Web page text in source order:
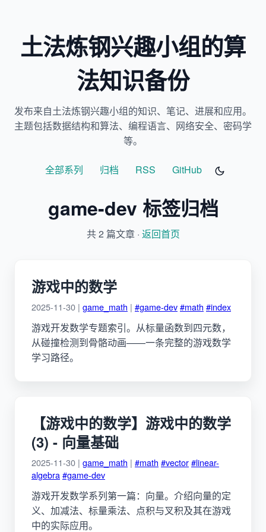
土法炼钢兴趣小组的算
法知识备份
发布来自土法炼钢兴趣小组的知识、笔记、进展和应用。
主题包括数据结构和算法、编程语言、网络安全、密码学
等。
全部系列 归档 RSS GitHub
game-dev 标签归档
共 2 篇文章 · 返回首页
游戏中的数学
2025-11-30 | game_math | #game-dev#math #index
游戏开发数学专题索引。从标量函数到四元数，
从碰撞检测到骨骼动画——一条完整的游戏数学
学习路径。
【游戏中的数学】游戏中的数学
(3) - 向量基础
2025-11-30 | game_math | #math #vector#linear-
algebra#game-dev
游戏开发数学系列第一篇：向量。介绍向量的定
义、加减法、标量乘法、点积与叉积及其在游戏
中的实际应用。